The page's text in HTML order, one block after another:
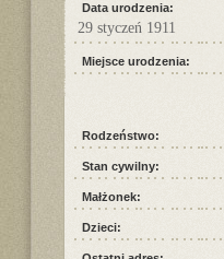
Data urodzenia:
29 styczeń 1911
Miejsce urodzenia:
Rodzeństwo:
Stan cywilny:
Małżonek:
Dzieci: